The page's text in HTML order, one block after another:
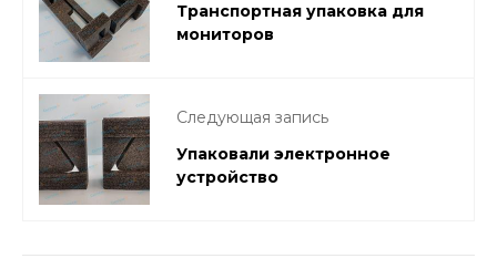
Транспортная упаковка для
мониторов
Следующая запись
Упаковали электронное
устройство